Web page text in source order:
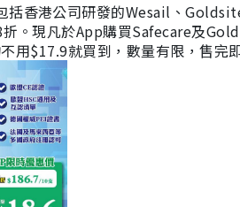
括香港公司研發的Wesail、
。現凡於App購買Safecare及
用$17.9就買到，數量有限，售完